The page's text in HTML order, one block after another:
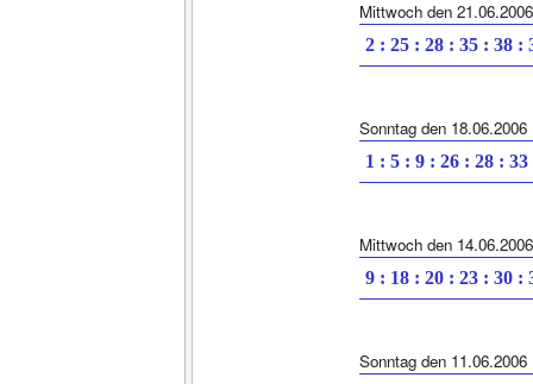
Mittwoch den 21.06.2006
2 : 25 : 28 : 35 : 38 :
Sonntag den 18.06.2006
1 : 5 : 9 : 26 : 28 : 33
Mittwoch den 14.06.2006
9 : 18 : 20 : 23 : 30 :
Sonntag den 11.06.2006